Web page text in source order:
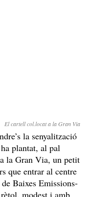
El cartell col.locat a la Gran Via
la senyalització
plantat, al pal
a la Gran Via, un petit
que entrar al centre
Baixes Emissions-
modest i amb